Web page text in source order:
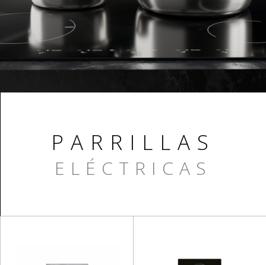
PARRILLAS
ELÉCTRICAS